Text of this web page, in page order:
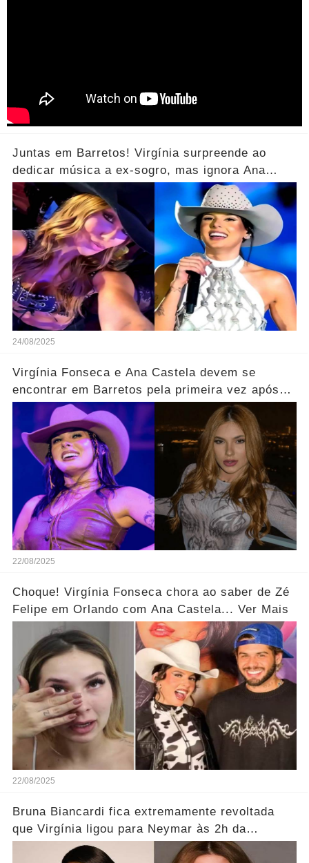
Juntas em Barretos! Virgínia surpreende ao
dedicar música a ex-sogro, mas ignora Ana
Castela... Ver Mais
24/08/2025
Virgínia Fonseca e Ana Castela devem se
encontrar em Barretos pela primeira vez após
boatos... Ver Mais
22/08/2025
Choque! Virgínia Fonseca chora ao saber de Zé
Felipe em Orlando com Ana Castela... Ver Mais
22/08/2025
Bruna Biancardi fica extremamente revoltada
que Virgínia ligou para Neymar às 2h da
manhã.... Ver mais